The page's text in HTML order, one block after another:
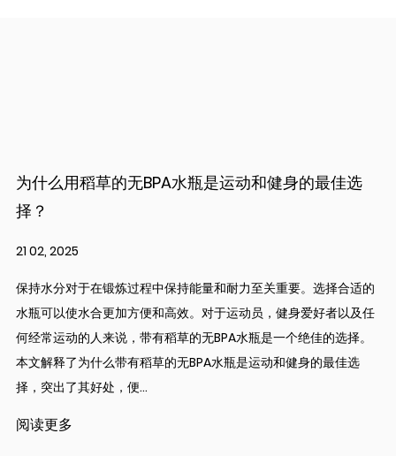
为什么用稻草的无BPA水瓶是运动和健身的最佳选
择？
21 02, 2025
保持水分对于在锻炼过程中保持能量和耐力至关重要。选择合适的
水瓶可以使水合更加方便和高效。对于运动员，健身爱好者以及任
何经常运动的人来说，带有稻草的无BPA水瓶是一个绝佳的选择。
本文解释了为什么带有稻草的无BPA水瓶是运动和健身的最佳选
择，突出了其好处，便...
阅读更多